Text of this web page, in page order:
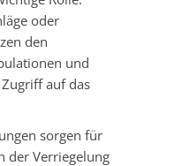
oder
den
und
auf das
sorgen für
der Verriegelung